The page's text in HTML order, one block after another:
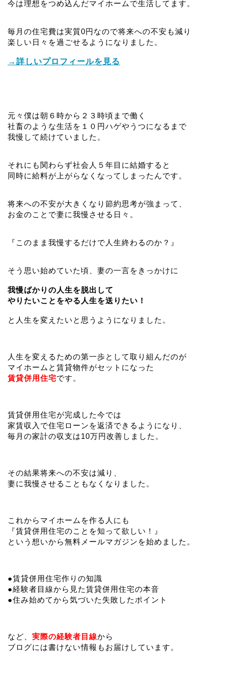
今は理想をつめ込んだマイホームで生活してます。
毎月の住宅費は実質0円なので将来への不安も減り
楽しい日々を過ごせるようになりました。
→詳しいプロフィールを見る
元々僕は朝６時から２３時頃まで働く
社畜のような生活を１０円ハゲやうつになるまで
我慢して続けていました。
それにも関わらず社会人５年目に結婚すると
同時に給料が上がらなくなってしまったんです。
将来への不安が大きくなり節約思考が強まって、
お金のことで妻に我慢させる日々。
『このまま我慢するだけで人生終わるのか？』
そう思い始めていた頃、妻の一言をきっかけに
我慢ばかりの人生を脱出して
やりたいことをやる人生を送りたい！
と人生を変えたいと思うようになりました。
人生を変えるための第一歩として取り組んだのが
マイホームと賃貸物件がセットになった
賃貸併用住宅です。
賃貸併用住宅が完成した今では
家賃収入で住宅ローンを返済できるようになり、
毎月の家計の収支は10万円改善しました。
その結果将来への不安は減り、
妻に我慢させることもなくなりました。
これからマイホームを作る人にも
『賃貸併用住宅のことを知って欲しい！』
という想いから無料メールマガジンを始めました。
●賃貸併用住宅作りの知識
●経験者目線から見た賃貸併用住宅の本音
●住み始めてから気づいた失敗したポイント
など、 実際の経験者目線から
ブログには書けない情報もお届けしています。